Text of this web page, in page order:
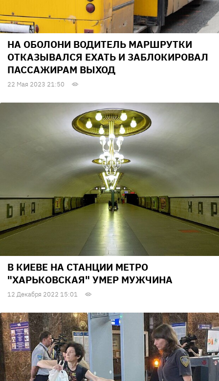
НА ОБОЛОНИ ВОДИТЕЛЬ МАРШРУТКИ
ОТКАЗЫВАЛСЯ ЕХАТЬ И ЗАБЛОКИРОВАЛ
ПАССАЖИРАМ ВЫХОД
22 Мая 2023 21:50
В КИЕВЕ НА СТАНЦИИ МЕТРО
"ХАРЬКОВСКАЯ" УМЕР МУЖЧИНА
12 Декабря 2022 15:01